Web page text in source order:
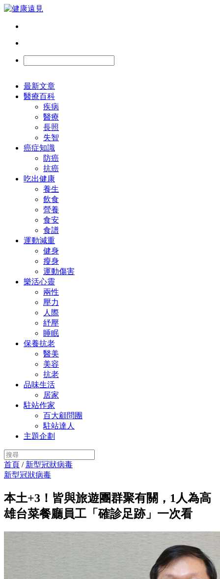
最新文章
醫療百科
疾病
醫療
長照
失智
癌症知識
防癌
抗癌
吃出健康
養生
飲食
營養
食安
食譜
運動減重
健身
瘦身
運動傷害
樂活心靈
兩性
壓力
人際
紓壓
睡眠
保養抗老
醫美
美容
抗老
品味生活
居家
駐站作家
百大顧問團
駐站達人
主題企劃
首頁 / 新型冠狀病毒
新型冠狀病毒
本土+3！皆與旅遊團群聚有關，1人為高
雄台菜餐廳員工「確診足跡」一次看